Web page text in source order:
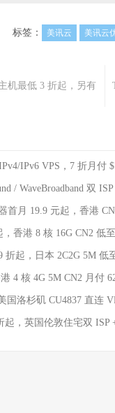
标签： 美讯云 美讯云
机最低 3 折起，另有
IPv6 VPS，7 折月付
/ WaveBroadband 双
首月 19.9 元起，香港
香港 8 核 16G CN2 低
起，日本 2C2G 5M 低
4 核 4G 5M CN2 月付
国洛杉矶 CU4837 直连
起，英国伦敦住宅双